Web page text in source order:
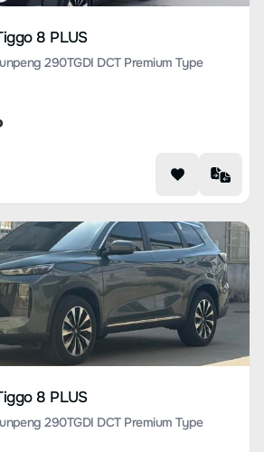
8 PLUS
290TGDI DCT Premium Type
8 PLUS
290TGDI DCT Premium Type